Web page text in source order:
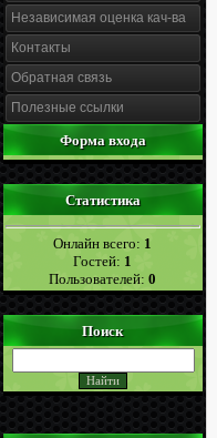
Независимая оценка кач-ва
Контакты
Обратная связь
Полезные ссылки
Форма входа
Статистика
Онлайн всего: 1
Гостей: 1
Пользователей:0
Поиск